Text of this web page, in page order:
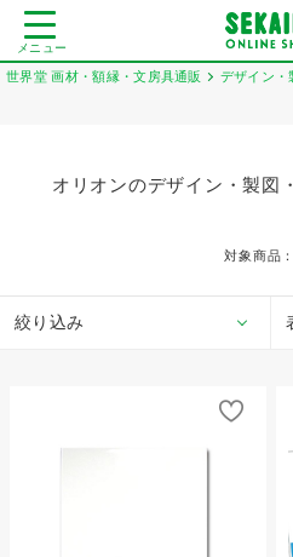
メニュー
世界堂 画材・額縁・文房具通販 デザイン・
オリオンのデザイン・製図
対象商品：
絞り込み